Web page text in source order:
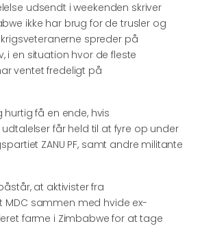
udsendt i weekenden skriver
ikke har brug for de trusler og
spreder på
i en situation hvor de fleste
ventet fredeligt på
hurtig få en ende, hvis
får held til at fyre op under
ZANU PF, samt andre militante
at aktivister fra
sammen med hvide ex-
farme i Zimbabwe for at tage